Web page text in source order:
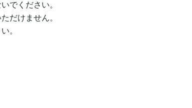
でください。
だけません。
。